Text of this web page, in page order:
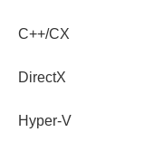
C++/CX
DirectX
Hyper-V